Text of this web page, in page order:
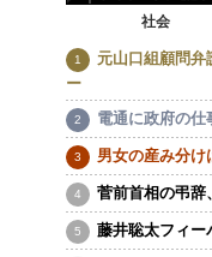
社会
元山口組顧問弁
ー
電通に政府の
男女の産み分け
菅前首相の弔辞
藤井聡太フィー